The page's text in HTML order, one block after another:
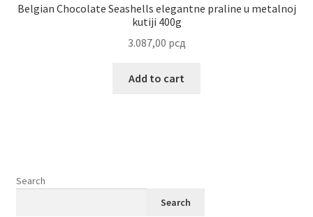
Belgian Chocolate Seashells elegantne praline u metalnoj
kutiji 400g
3.087,00 рсд
Add to cart
Search
Search